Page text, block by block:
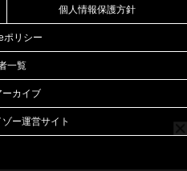
個人情報保護方針
ポリシー
一覧
ーカイブ
ー運営サイト